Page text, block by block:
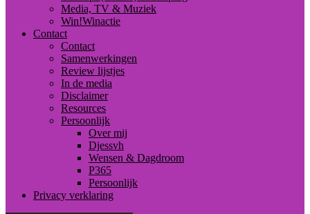
Media, TV & Muziek
Win!Winactie
Contact
Contact
Samenwerkingen
Review lijstjes
In de media
Disclaimer
Resources
Persoonlijk
Over mij
Djessvh
Wensen & Dagdroom
P365
Persoonlijk
Privacy verklaring